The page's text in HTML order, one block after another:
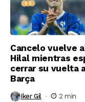
Cancelo vuelve
Hilal mientras
cerrar su vuelta
Barça
Iker Gil 2 min